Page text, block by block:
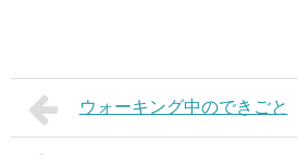
ウォーキング中のできごと